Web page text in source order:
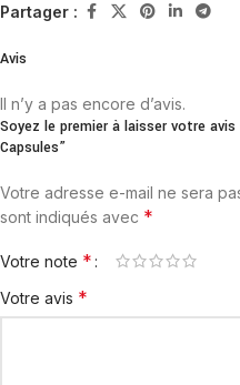
Partager :
Avis
Il n’y a pas encore d’avis.
Soyez le premier à laisser votre
Capsules”
Votre adresse e-mail ne sera
sont indiqués avec *
Votre note *
Votre avis *